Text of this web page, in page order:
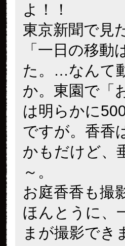
よ！！
東京新聞で見
「一日の移
た。…なんて
か。東園で「
は明らかに
ですが。香香
かもだけど、
～。
お庭香香も撮
ほんとうに、
まが撮影でき